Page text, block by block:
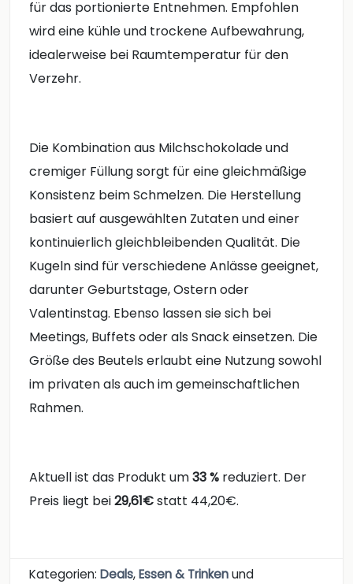
für das portionierte Entnehmen. Empfohlen
wird eine kühle und trockene Aufbewahrung,
idealerweise bei Raumtemperatur für den
Verzehr.
Die Kombination aus Milchschokolade und
cremiger Füllung sorgt für eine gleichmäßige
Konsistenz beim Schmelzen. Die Herstellung
basiert auf ausgewählten Zutaten und einer
kontinuierlich gleichbleibenden Qualität. Die
Kugeln sind für verschiedene Anlässe geeignet,
darunter Geburtstage, Ostern oder
Valentinstag. Ebenso lassen sie sich bei
Meetings, Buffets oder als Snack einsetzen. Die
Größe des Beutels erlaubt eine Nutzung sowohl
im privaten als auch im gemeinschaftlichen
Rahmen.
Aktuell ist das Produkt um33 % reduziert. Der
Preis liegt bei29,61€statt 44,20€.
Kategorien: Deals,Essen & Trinkenund